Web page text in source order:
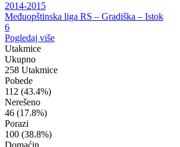
2014-2015
Međuopštinska liga RS – Gradiška – Istok
6
Pogledaj više
Utakmice
Ukupno
258 Utakmice
Pobede
112 (43.4%)
Nerešeno
46 (17.8%)
Porazi
100 (38.8%)
Domaćin